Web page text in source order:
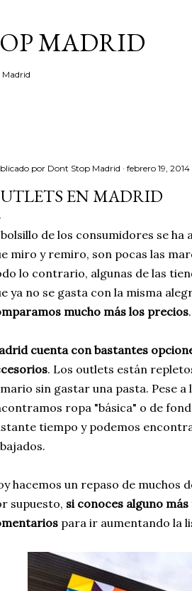
MADRID
Madrid
por Dont Stop Madrid febrero 19, 2014
EN MADRID
de los consumidores se
miro y remiro, son pocas las
lo contrario, algunas de las
ya no se gasta con la misma
mucho más los precios.
cuenta con bastantes
. Los outlets están
sin gastar una pasta. Pese a
ropa "básica" o de
tiempo y podemos
hacemos un repaso de muchos
supuesto, si conoces alguno
para ir aumentando la